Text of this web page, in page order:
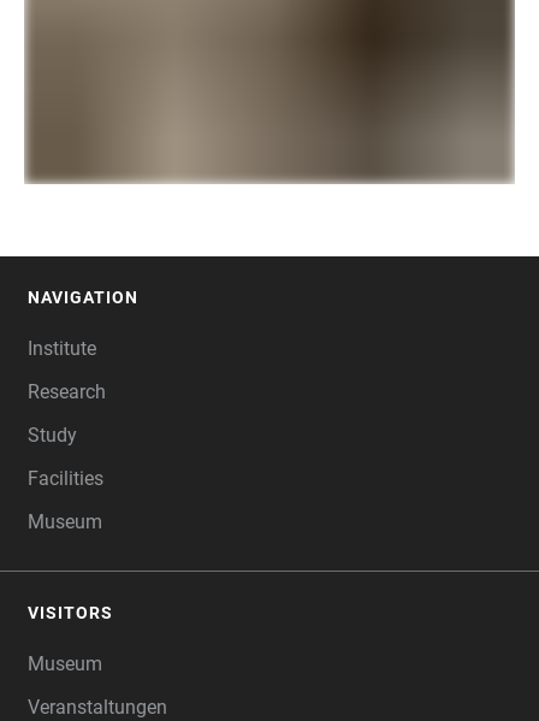
NAVIGATION
Institute
Research
Study
Facilities
Museum
VISITORS
Museum
Veranstaltungen